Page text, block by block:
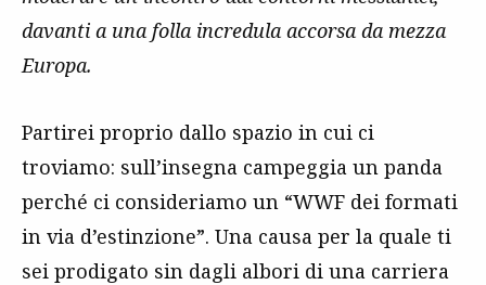
davanti a una folla incredula accorsa da mezza
Europa.
Partirei proprio dallo spazio in cui ci
troviamo: sull’insegna campeggia un panda
perché ci consideriamo un “WWF dei formati
in via d’estinzione”. Una causa per la quale ti
sei prodigato sin dagli albori di una carriera